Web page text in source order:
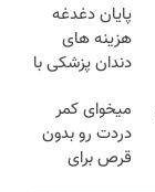
بفروش!
پایان دغدغه
هزینه های
دندان پزشکی با
کننده خانگی
میخوای کمر
دردت رو بدون
قرص برای